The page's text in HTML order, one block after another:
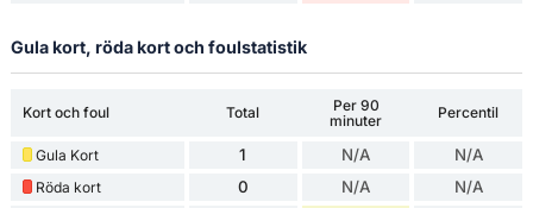
Gula kort, röda kort och foulstatistik
Kort och foul Total
Per 90
minuter
Percentil
Gula Kort 1 N/A N/A
Röda kort 0 N/A N/A